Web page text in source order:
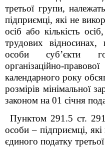
третьої групи,
підприємці, які не
осіб або кількість
трудових
особи суб’єкти
організаційно-
календарного року
розмірів мінімальної
законом на 01 січня
Пунктом 291.5 ст. 291
особи – підприємці,
єдиного податку